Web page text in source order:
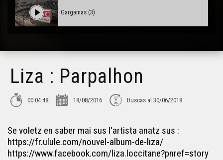
Gargamas (3)
Hestiv'Òc
Lambrusquera - Era Sauta Banassa
Liza : Parpalhon
00:04:48 18/08/2016 Duscas al 30/06/2018
Se voletz en saber mai sus l'artista anatz sus :
https://fr.ulule.com/nouvel-album-de-liza/
https://www.facebook.com/liza.loccitane?pnref=story